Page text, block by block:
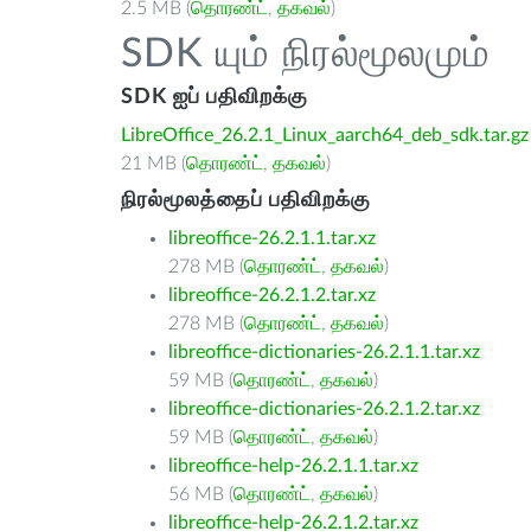
2.5 MB (தொரண்ட் , தகவல்)
SDK யும் நிரல்மூலமும்
SDK ஐப் பதிவிறக்கு
LibreOffice_26.2.1_Linux_aarch64_deb_sdk.tar.gz
21 MB (தொரண்ட் , தகவல்)
நிரல்மூலத்தைப் பதிவிறக்கு
libreoffice-26.2.1.1.tar.xz
278 MB (தொரண்ட் , தகவல்)
libreoffice-26.2.1.2.tar.xz
278 MB (தொரண்ட் , தகவல்)
libreoffice-dictionaries-26.2.1.1.tar.xz
59 MB (தொரண்ட் , தகவல்)
libreoffice-dictionaries-26.2.1.2.tar.xz
59 MB (தொரண்ட் , தகவல்)
libreoffice-help-26.2.1.1.tar.xz
56 MB (தொரண்ட் , தகவல்)
libreoffice-help-26.2.1.2.tar.xz